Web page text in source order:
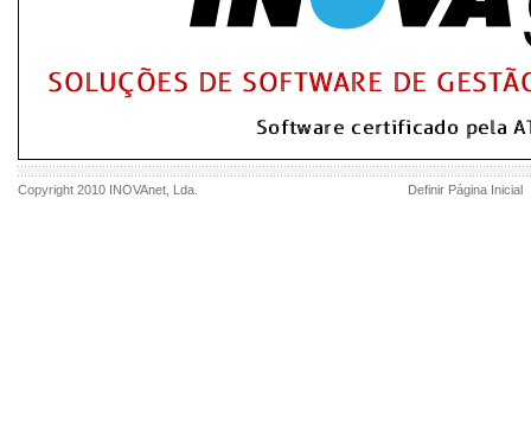
Copyright 2010 INOVAnet , Lda. Definir Página Inicial